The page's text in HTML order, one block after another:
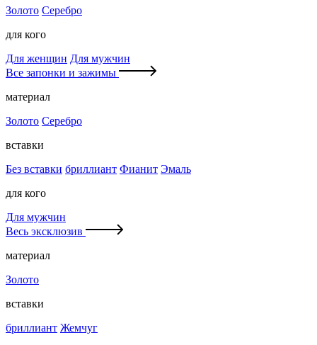
Золото Серебро
для кого
Для женщин Для мужчин
Все запонки и зажимы
материал
Золото Серебро
вставки
Без вставки бриллиант Фианит Эмаль
для кого
Для мужчин
Весь эксклюзив
материал
Золото
вставки
бриллиант Жемчуг